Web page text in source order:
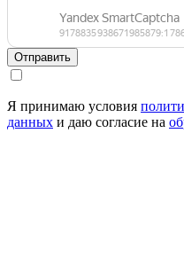
Отправить
Я принимаю условия
данных и даю согласие на